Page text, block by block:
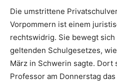
Die umstrittene
Vorpommern ist einem
rechtswidrig. Sie bewegt sich
geltenden Schulgesetzes,
März in Schwerin sagte.
Professor am Donnerstag